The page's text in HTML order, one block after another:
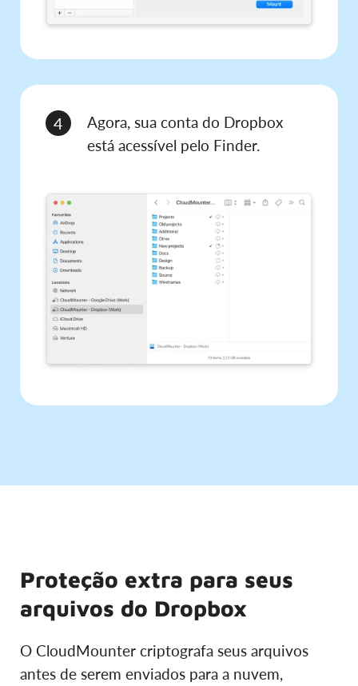
4
Agora, sua conta do Dropbox
está acessível pelo Finder.
Proteção extra para seus
arquivos do Dropbox
O CloudMounter criptografa seus arquivos
antes de serem enviados para a nuvem,